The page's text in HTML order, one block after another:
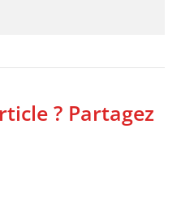
? Partagez